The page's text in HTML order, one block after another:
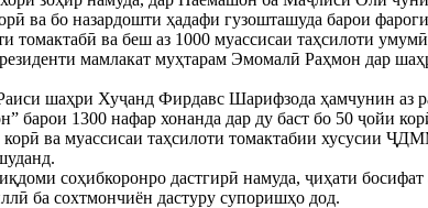
ва бо назардошти ҳадафи гузошташуда барои
томактабӣ ва беш аз 1000 муассисаи таҳсилоти
мамлакат муҳтарам Эмомалӣ Раҳмон дар
шаҳри Хуҷанд Фирдавс Шарифзода ҳамчунин аз
барои 1300 нафар хонанда дар ду баст бо 50 ҷойи
ва муассисаи таҳсилоти томактабии хусусии
соҳибкоронро дастгирӣ намуда, ҷиҳати
ба сохтмончиён дастуру супоришҳо дод.